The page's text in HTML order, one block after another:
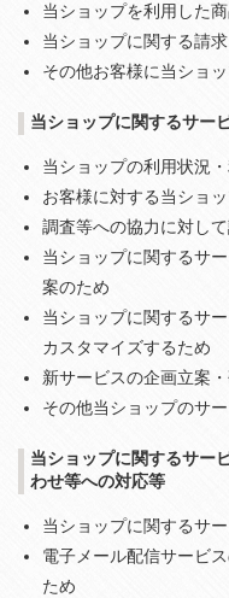
当ショップを利用した
当ショップに関する請
その他お客様に当ショ
当ショップに関するサー
当ショップの利用状況
お客様に対する当ショ
調査等への協力に対し
当ショップに関するサ
案のため
当ショップに関するサ
カスタマイズするため
新サービスの企画立案
その他当ショップのサ
当ショップに関するサー
わせ等への対応等
当ショップに関するサ
電子メール配信サービ
ため